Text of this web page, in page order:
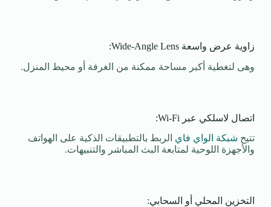
زاوية عرض واسعة Wide-Angle Lens:
وهى لتغطية أكبر مساحة ممكنة من الغرفة أو محيط المنزل.
اتصال لاسلكي عبر Wi-Fi:
تتيح شبكة الواي فاي الربط بالتطبيقات الذكية على الهواتف
والأجهزة اللوحية لمتابعة البث المباشر والتنبيهات.
التخزين المحلي أو السحابي: